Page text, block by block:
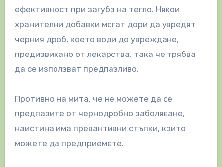
ефективност при загуба на тегло. Някои
хранителни добавки могат дори да увредят
черния дроб, което води до увреждане,
предизвикано от лекарства, така че трябва
да се използват предпазливо.
Противно на мита, че не можете да се
предпазите от чернодробно заболяване,
наистина има превантивни стъпки, които
можете да предприемете.